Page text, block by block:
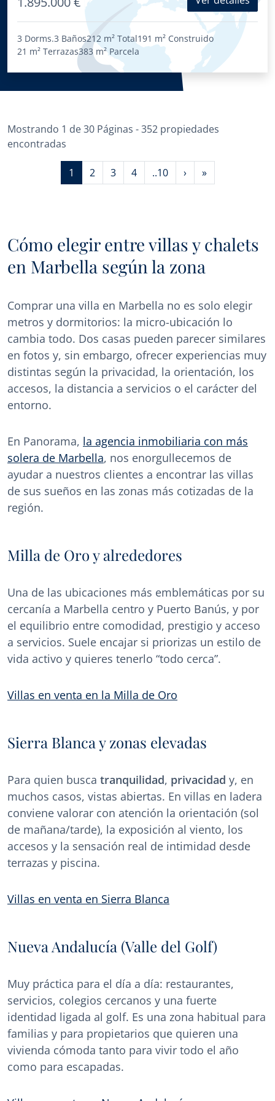
3 Dorms.3 Baños212 m² Total191 m² Construido
21 m² Terrazas383 m² Parcela
Mostrando 1 de 30 Páginas - 352 propiedades
encontradas
1 2 3 4 ..10 › »
Cómo elegir entre villas y chalets
en Marbella según la zona
Comprar una villa en Marbella no es solo elegir
metros y dormitorios: la micro-ubicación lo
cambia todo. Dos casas pueden parecer similares
en fotos y, sin embargo, ofrecer experiencias muy
distintas según la privacidad, la orientación, los
accesos, la distancia a servicios o el carácter del
entorno.
En Panorama, la agencia inmobiliaria con más
solera de Marbella, nos enorgullecemos de
ayudar a nuestros clientes a encontrar las villas
de sus sueños en las zonas más cotizadas de la
región.
Milla de Oro y alrededores
Una de las ubicaciones más emblemáticas por su
cercanía a Marbella centro y Puerto Banús, y por
el equilibrio entre comodidad, prestigio y acceso
a servicios. Suele encajar si priorizas un estilo de
vida activo y quieres tenerlo “todo cerca”.
Villas en venta en la Milla de Oro
Sierra Blanca y zonas elevadas
Para quien busca tranquilidad, privacidad y, en
muchos casos, vistas abiertas. En villas en ladera
conviene valorar con atención la orientación (sol
de mañana/tarde), la exposición al viento, los
accesos y la sensación real de intimidad desde
terrazas y piscina.
Villas en venta en Sierra Blanca
Nueva Andalucía (Valle del Golf)
Muy práctica para el día a día: restaurantes,
servicios, colegios cercanos y una fuerte
identidad ligada al golf. Es una zona habitual para
familias y para propietarios que quieren una
vivienda cómoda tanto para vivir todo el año
como para escapadas.